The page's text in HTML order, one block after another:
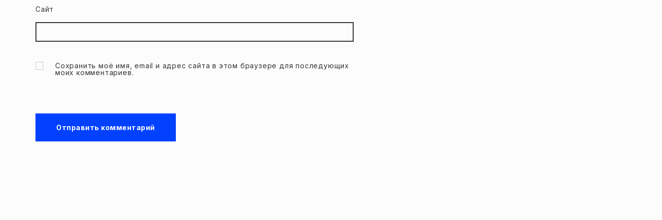
Сайт
Сохранить моё имя, email и адрес сайта в этом браузере для последующих
моих комментариев.